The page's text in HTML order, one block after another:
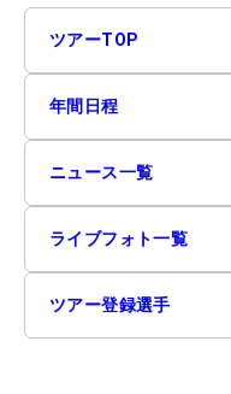
ツアーTOP
年間日程
ニュース一覧
ライブフォト一覧
ツアー登録選手